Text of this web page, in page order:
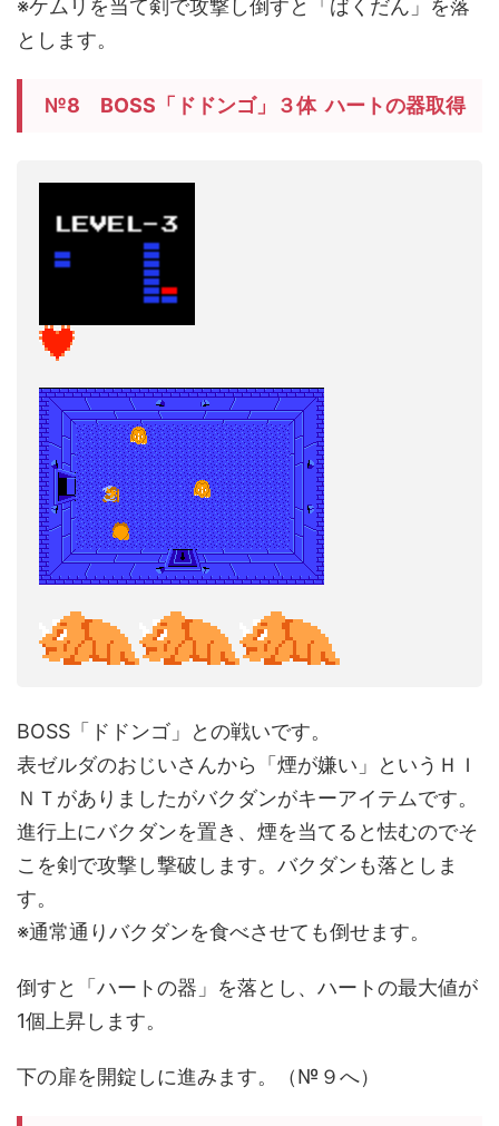
※ケムリを当て剣で攻撃し倒すと「ばくだん」を落
とします。
№8 BOSS「ドドンゴ」３体 ハートの器取得
BOSS「ドドンゴ」との戦いです。
表ゼルダのおじいさんから「煙が嫌い」というＨＩ
ＮＴがありましたがバクダンがキーアイテムです。
進行上にバクダンを置き、煙を当てると怯むのでそ
こを剣で攻撃し撃破します。バクダンも落としま
す。
※通常通りバクダンを食べさせても倒せます。
倒すと「ハートの器」を落とし、ハートの最大値が
1個上昇します。
下の扉を開錠しに進みます。（№９へ）